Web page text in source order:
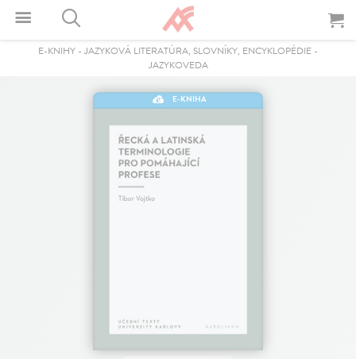
E-KNIHY - JAZYKOVÁ LITERATÚRA, SLOVNÍKY, ENCYKLOPÉDIE -
JAZYKOVEDA
E-KNIHA